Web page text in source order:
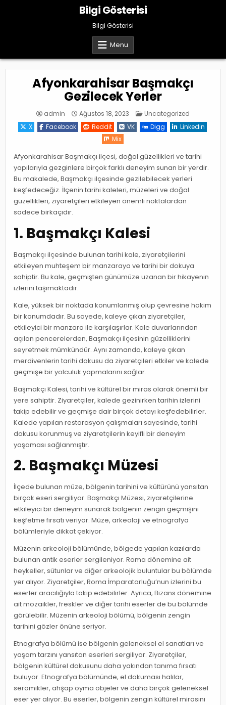
Bilgi Gösterisi
Bilgi Gösterisi
Menu
Afyonkarahisar Başmakçı
Gezilecek Yerler
admin Ağustos 18, 2023 Posted
Uncategorized
X
Facebook Reddit VK Digg
Linkedin
Mix
Afyonkarahisar Başmakçı ilçesi, doğal güzellikleri ve tarihi
yapılarıyla gezginlere birçok farklı deneyim sunan bir yerdir.
Bu makalede, Başmakçı ilçesinde gezilebilecek yerleri
keşfedeceğiz. İlçenin tarihi kaleleri, müzeleri ve doğal
güzellikleri, ziyaretçileri etkileyen önemli noktalardan
sadece birkaçıdır.
1. Başmakçı Kalesi
Başmakçı ilçesinde bulunan tarihi kale, ziyaretçilerini
etkileyen muhteşem bir manzaraya ve tarihi bir dokuya
sahiptir. Bu kale, geçmişten günümüze uzanan bir hikayenin
izlerini taşımaktadır.
Kale, yüksek bir noktada konumlanmış olup çevresine hakim
bir konumdadır. Bu sayede, kaleye çıkan ziyaretçiler,
etkileyici bir manzara ile karşılaşırlar. Kale duvarlarından
açılan pencerelerden, Başmakçı ilçesinin güzelliklerini
seyretmek mümkündür. Aynı zamanda, kaleye çıkan
merdivenlerin tarihi dokusu da ziyaretçileri etkiler ve kalede
geçmişe bir yolculuk yapmalarını sağlar.
Başmakçı Kalesi, tarihi ve kültürel bir miras olarak önemli bir
yere sahiptir. Ziyaretçiler, kalede gezinirken tarihin izlerini
takip edebilir ve geçmişe dair birçok detayı keşfedebilirler.
Kalede yapılan restorasyon çalışmaları sayesinde, tarihi
dokusu korunmuş ve ziyaretçilerin keyifli bir deneyim
yaşaması sağlanmıştır.
2. Başmakçı Müzesi
İlçede bulunan müze, bölgenin tarihini ve kültürünü yansıtan
birçok eseri sergiliyor. Başmakçı Müzesi, ziyaretçilerine
etkileyici bir deneyim sunarak bölgenin zengin geçmişini
keşfetme fırsatı veriyor. Müze, arkeoloji ve etnografya
bölümleriyle dikkat çekiyor.
Müzenin arkeoloji bölümünde, bölgede yapılan kazılarda
bulunan antik eserler sergileniyor. Roma dönemine ait
heykeller, sütunlar ve diğer arkeolojik buluntular bu bölümde
yer alıyor. Ziyaretçiler, Roma İmparatorluğu’nun izlerini bu
eserler aracılığıyla takip edebilirler. Ayrıca, Bizans dönemine
ait mozaikler, freskler ve diğer tarihi eserler de bu bölümde
görülebilir. Müzenin arkeoloji bölümü, bölgenin zengin
tarihini gözler önüne seriyor.
Etnografya bölümü ise bölgenin geleneksel el sanatları ve
yaşam tarzını yansıtan eserleri sergiliyor. Ziyaretçiler,
bölgenin kültürel dokusunu daha yakından tanıma fırsatı
buluyor. Etnografya bölümünde, el dokuması halılar,
seramikler, ahşap oyma objeler ve daha birçok geleneksel
eser yer alıyor. Bu eserler, bölgenin zengin kültürel mirasını